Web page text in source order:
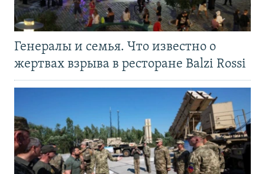
Генералы и семья. Что известно о
жертвах взрыва в ресторане Balzi Rossi